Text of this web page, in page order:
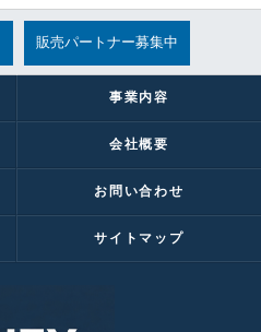
販売パートナー募集中
事業内容
会社概要
お問い合わせ
サイトマップ